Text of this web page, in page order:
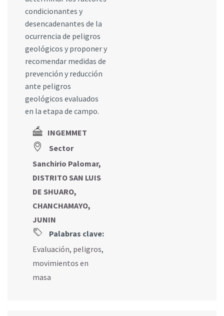
condicionantes y
desencadenantes de la
ocurrencia de peligros
geológicos y proponer y
recomendar medidas de
prevención y reducción
ante peligros
geológicos evaluados
en la etapa de campo.
INGEMMET
Sector
Sanchirio Palomar,
DISTRITO SAN LUIS
DE SHUARO,
CHANCHAMAYO,
JUNIN
Palabras clave:
Evaluación, peligros,
movimientos en
masa